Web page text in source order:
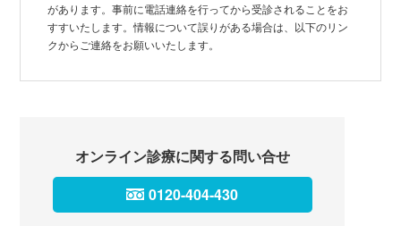
があります。事前に電話連絡を行ってから受診されることをお
すすいたします。情報について誤りがある場合は、以下のリン
クからご連絡をお願いいたします。
オンライン診療に関する問い合せ
0120-404-430